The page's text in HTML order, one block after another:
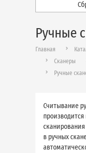
Ручные
Главная
Сканеры
Ручные
Считывание
в ручных